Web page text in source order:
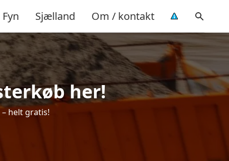
Fyn Sjælland Om / kontakt
her!
helt gratis!